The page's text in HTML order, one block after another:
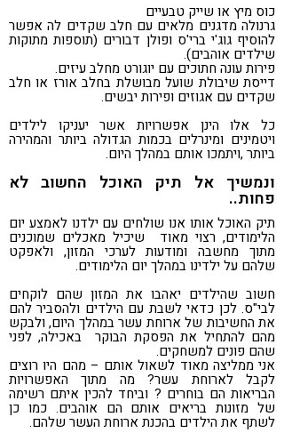
כוס מיץ או שייק טבעיים
גרנולה מדגנים מלאים עם חלב שקדים לה אפשר
להוסיף גוג'י ברי'ס ופולן דבורים (תוספות מתוקות
שילדים אוהבים).
פירות עונה חתוכים עם יוגורט מחלב עיזים.
דייסת שיבולת שועל מבושלת בחלב אורז או חלב
שקדים עם אגוזים ופירות יבשים.
כל אלו הינן אפשרויות אשר יעניקו לילדים
ויטמינים ומינרלים בכמות הגדולה ביותר והמהירה
ביותר ,ויתמכו אותם במהלך היום.
ונמשיך אל תיק האוכל החשוב לא
פחות..
תיק האוכל אותו אנו שולחים עם ילדנו לאמצע יום
הלימודים, רצוי מאוד שיכיל מאכלים שמוכנים
מתוך מחשבה ומודעות לערכי המזון, ולאפקט
שלהם על ילדינו במהלך יום הלימודים.
חשוב שהילדים יאהבו את המזון שהם לוקחים
לבי"ס. לכן כדאי לשבת עם הילדים ולהסביר להם
את החשיבות של ארוחת עשר במהלך היום, ולבקש
מהם להתחיל את הפסקת הבוקר באכילה, לפני
שהם פונים למשחקים.
אני ממליצה מאוד לשאול אותם – מהם היו רוצים
לקבל לארוחת עשר? מה מתוך האפשרויות
הבריאות הם בוחרים ? וביחד להכין איתם רשימה
של מזונות בריאים אותם הם אוהבים. כמו כן
לשתף את הילדים בהכנת ארוחת העשר שלהם.